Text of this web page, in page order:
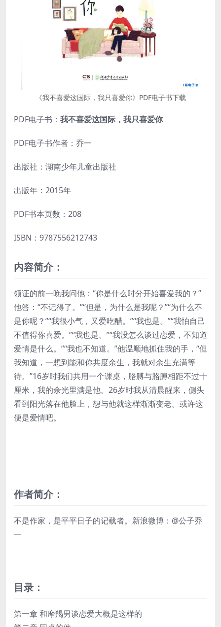
《我不喜爱这国际，我只喜爱你》PDF电子书下载
PDF电子书： 我不喜爱这国际，我只喜爱你
PDF电子书作者：乔一
出版社：湖南少年儿童出版社
出版年：2015年
PDF书本页数：208
ISBN：9787556212743
内容简介：
领证的前一晚我问他：“你是什么时分开始喜爱我的？”
他答：“不记得了。”“但是，为什么是我呢？”“为什么不
是你呢？”“我很小气，又爱吃醋。”“我也是。”“我怕自己
不值得你喜爱。”“我也是。”“我没怎么谈过恋爱，不知道
爱情是什么。”“我也不知道。”他温顺地抓住我的手，“但
我知道，一想到能和你共度余生，我就对余生充满等
待。”16岁时我们共用一个课桌，胳膊与胳膊相距不过十
厘米，我的余光里满是他。26岁时我从清晨醒来，侧头
看到阳光落在他脸上，想与他就这样渐渐变老。或许这
便是爱情吧。
作者简介：
不是作家，是平平日子的记载者。新浪微博：@公子乔
一
目录：
第一章 和摩羯男谈恋爱大概是这样的